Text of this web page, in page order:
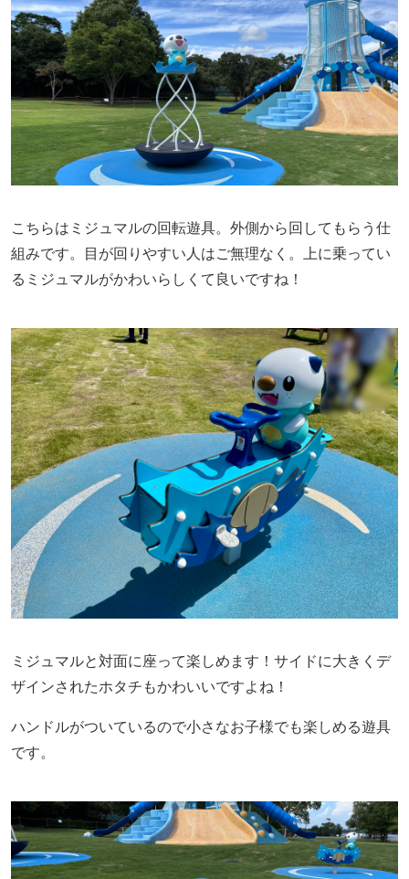
こちらはミジュマルの回転遊具。外側から回してもらう仕
組みです。目が回りやすい人はご無理なく。上に乗ってい
るミジュマルがかわいらしくて良いですね！
ミジュマルと対面に座って楽しめます！サイドに大きくデ
ザインされたホタチもかわいいですよね！
ハンドルがついているので小さなお子様でも楽しめる遊具
です。